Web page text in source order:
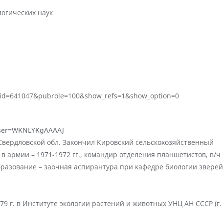
наук
обл. Закончил Кировский сельскохозяйственный
в армии – 1971-1972 гг., командир отделения планшетистов, в/ч
– заочная аспирантура при кафедре биологии зверей
г. в Институте экологии растений и животных УНЦ АН СССР (г.